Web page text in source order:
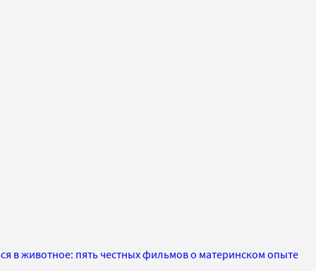
в животное: пять честных фильмов о материнском опыте